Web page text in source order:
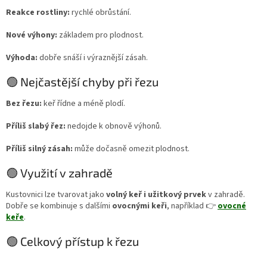
Reakce rostliny: rychlé obrůstání.
Nové výhony: základem pro plodnost.
Výhoda: dobře snáší i výraznější zásah.
🟢 Nejčastější chyby při řezu
Bez řezu: keř řídne a méně plodí.
Příliš slabý řez: nedojde k obnově výhonů.
Příliš silný zásah: může dočasně omezit plodnost.
🟢 Využití v zahradě
Kustovnici lze tvarovat jako volný keř i užitkový prvekv zahradě.
Dobře se kombinuje s dalšími ovocnými keři, například 👉 ovocné
keře.
🟢 Celkový přístup k řezu